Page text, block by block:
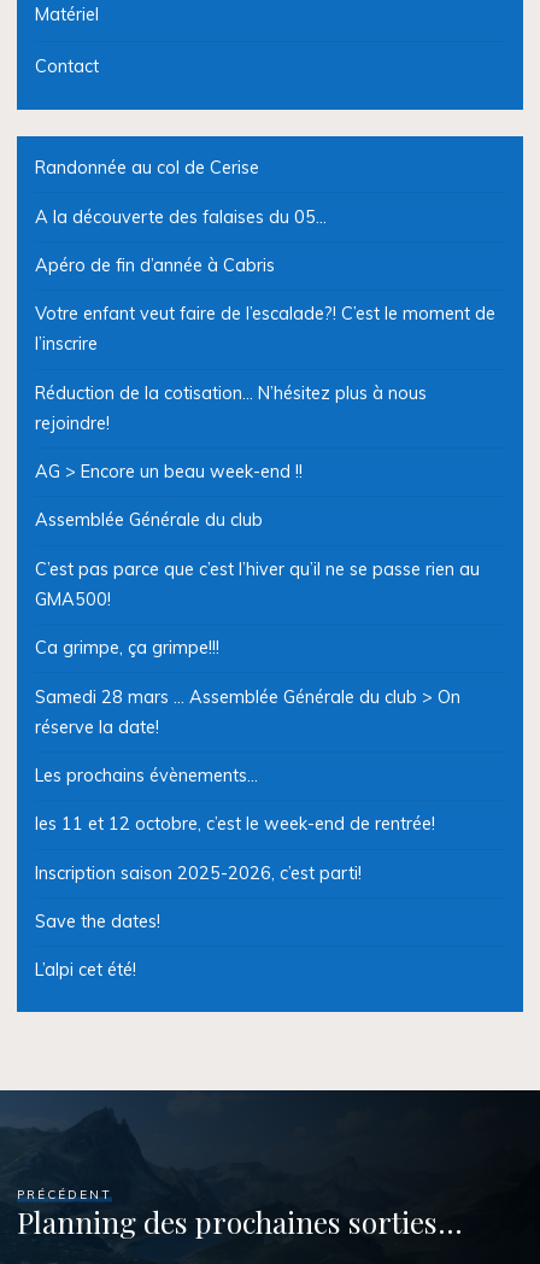
Matériel
Contact
Randonnée au col de Cerise
A la découverte des falaises du 05…
Apéro de fin d’année à Cabris
Votre enfant veut faire de l’escalade?! C’est le moment de
l’inscrire
Réduction de la cotisation… N’hésitez plus à nous
rejoindre!
AG > Encore un beau week-end !!
Assemblée Générale du club
C’est pas parce que c’est l’hiver qu’il ne se passe rien au
GMA500!
Ca grimpe, ça grimpe!!!
Samedi 28 mars … Assemblée Générale du club > On
réserve la date!
Les prochains évènements…
les 11 et 12 octobre, c’est le week-end de rentrée!
Inscription saison 2025-2026, c’est parti!
Save the dates!
L’alpi cet été!
PRÉCÉDENT
Planning des prochaines sorties…